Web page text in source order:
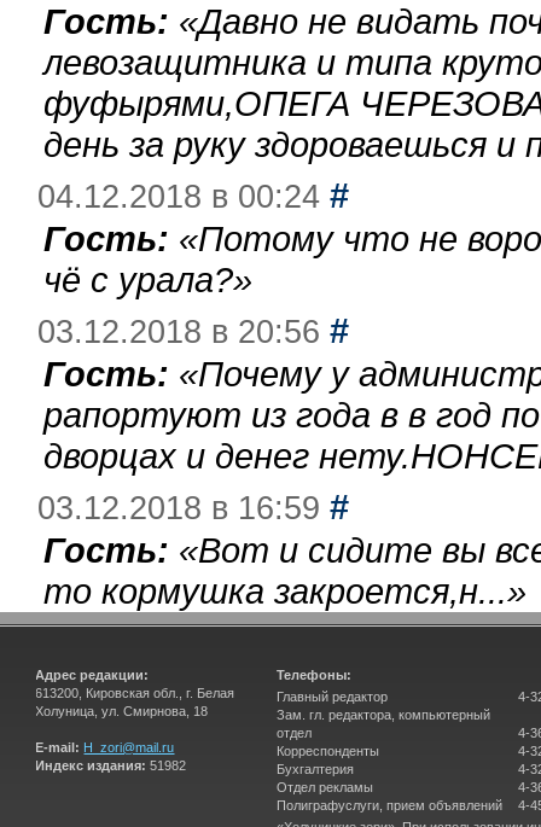
Гость: «Давно не видать
левозащитника и типа
фуфырями,ОПЕГА
день за руку здороваешься
04.12.2018 в 00:24 #
Гость: «Потому что не
чё с урала?»
03.12.2018 в 20:56 #
Гость: «Почему у
рапортуют из года в в год
дворцах и денег
03.12.2018 в 16:59 #
Гость: «Вот и сидите вы
то кормушка закроется,н...»
Адрес редакции:
613200, Кировская обл., г. Белая
Холуница, ул. Смирнова, 18
E-mail: H_zori@mail.ru
Индекс издания: 51982
Телефоны:
Главный редактор
Зам. гл. редактора, компьютерный
отдел
Корреспонденты
Бухгалтерия
Отдел рекламы
Полиграфуслуги, прием объявлений
4-
4-
4-
4-
4-
4-